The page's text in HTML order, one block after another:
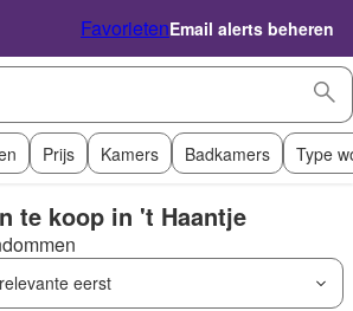
FavorietenEmail alerts beheren
Prijs Kamers Badkamers Type
te koop in 't Haantje
eerst